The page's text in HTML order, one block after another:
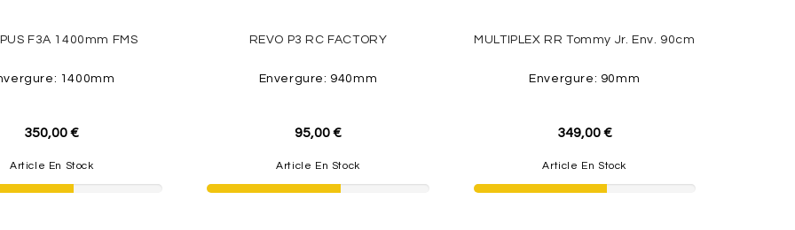
F3A 1400mm FMS
1400mm
350,00 €
Article En Stock
REVO P3 RC FACTORY
Envergure: 940mm
95,00 €
Article En Stock
MULTIPLEX RR Tommy Jr. Env. 90cm
Envergure: 90mm
349,00 €
Article En Stock